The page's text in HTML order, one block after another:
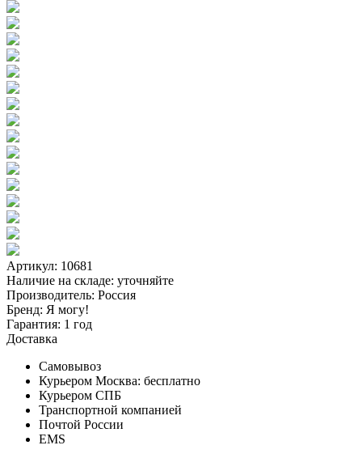
Артикул: 10681
Наличие на складе: уточняйте
Производитель: Россия
Бренд: Я могу!
Гарантия: 1 год
Доставка
Самовывоз
Курьером Москва: бесплатно
Курьером СПБ
Транспортной компанией
Почтой России
EMS